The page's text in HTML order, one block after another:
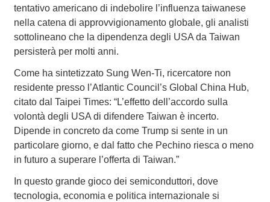
tentativo americano di indebolire l’influenza taiwanese
nella catena di approvvigionamento globale, gli analisti
sottolineano che la dipendenza degli USA da Taiwan
persisterà per molti anni.
Come ha sintetizzato Sung Wen-Ti, ricercatore non
residente presso l’Atlantic Council’s Global China Hub,
citato dal Taipei Times: “L’effetto dell’accordo sulla
volontà degli USA di difendere Taiwan è incerto.
Dipende in concreto da come Trump si sente in un
particolare giorno, e dal fatto che Pechino riesca o meno
in futuro a superare l’offerta di Taiwan.”
In questo grande gioco dei semiconduttori, dove
tecnologia, economia e politica internazionale si